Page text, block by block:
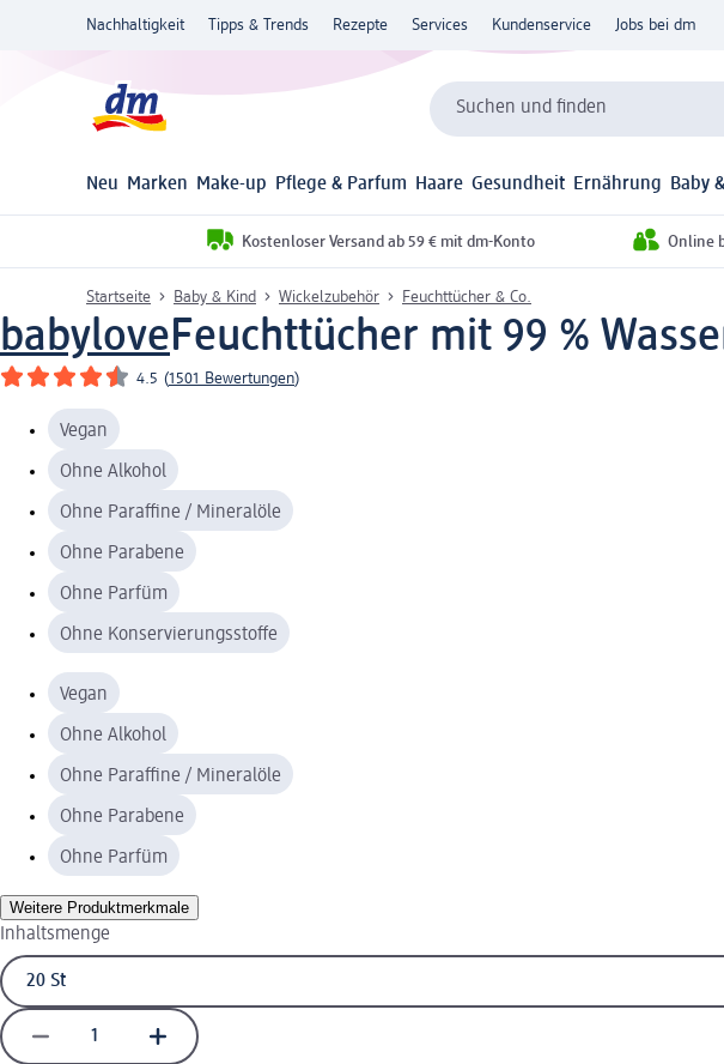
Nachhaltigkeit Tipps & Trends Rezepte Services Kundenservice Jobs bei dm
Suchen und finden
Neu Marken Make-up Pflege & Parfum Haare Gesundheit Ernährung Baby
Kostenloser Versand ab 59 € mit dm-Konto Online
Startseite Baby & Kind Wickelzubehör Feuchttücher & Co.
babyloveFeuchttücher mit 99 %
4.5 (1501 Bewertungen)
Vegan
Ohne Alkohol
Ohne Paraffine / Mineralöle
Ohne Parabene
Ohne Parfüm
Ohne Konservierungsstoffe
Vegan
Ohne Alkohol
Ohne Paraffine / Mineralöle
Ohne Parabene
Ohne Parfüm
Weitere Produktmerkmale
Inhaltsmenge